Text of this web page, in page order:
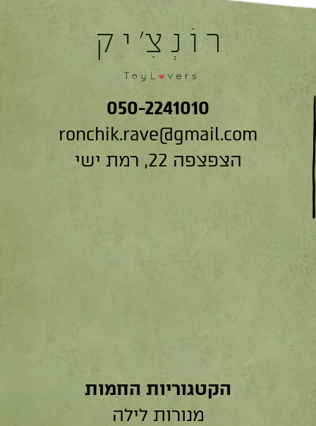
050-2241010
ronchik.rave@gmail.com
הצפצפה 22, רמת ישי
הקטגוריות החמות
מנורות לילה